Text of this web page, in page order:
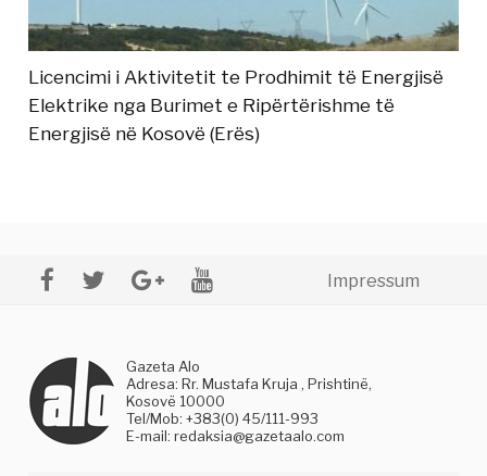
Licencimi i Aktivitetit te Prodhimit të Energjisë
Elektrike nga Burimet e Ripërtërishme të
Energjisë në Kosovë (Erës)
Impressum
Gazeta Alo
Adresa: Rr. Mustafa Kruja , Prishtinë,
Kosovë 10000
Tel/Mob: +383(0) 45/111-993
E-mail:redaksia@gazetaalo.com